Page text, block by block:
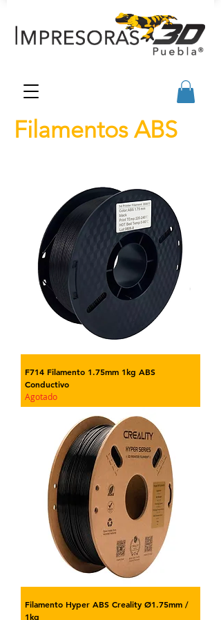
Filamentos ABS
F714 Filamento 1.75mm 1kg ABS
Conductivo
Agotado
Filamento Hyper ABS Creality Ø1.75mm /
1kg